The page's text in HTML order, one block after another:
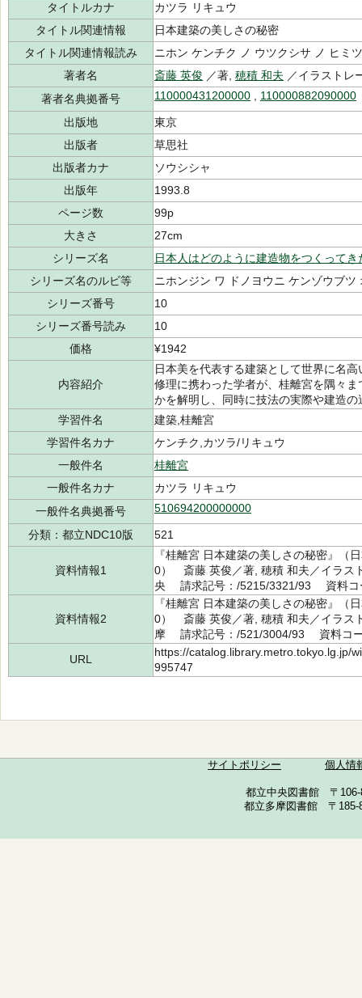
タイトルカナ
カツラ リキュウ
タイトル関連情報
日本建築の美しさの秘密
タイトル関連情報読み
ニホン ケンチク ノ ウツクシサ ノ ヒミツ
著者名
斎藤 英俊 ／著, 穂積 和夫 ／イラストレ
著者名典拠番号
110000431200000 110000882090000
出版地
東京
出版者
草思社
出版者カナ
ソウシシャ
出版年
1993.8
ページ数
99p
大きさ
27cm
シリーズ名
日本人はどのように建造物をつくってき
シリーズ名のルビ等
ニホンジン ワ ドノヨウニ ケンゾウブツ
シリーズ番号
10
シリーズ番号読み
10
価格
¥1942
内容紹介
日本美を代表する建築として世界に名
修理に携わった学者が、桂離宮を隅々
かを解明し、同時に技法の実際や建造
学習件名
建築,桂離宮
学習件名カナ
ケンチク,カツラ/リキュウ
一般件名
桂離宮
一般件名カナ
カツラ リキュウ
一般件名典拠番号
510694200000000
分類：都立NDC10版 521
資料情報1
『桂離宮 日本建築の美しさの秘密』（
0） 斎藤 英俊／著, 穂積 和夫／イラ
央 請求記号：/5215/3321/93 資料コ
資料情報2
『桂離宮 日本建築の美しさの秘密』（
0） 斎藤 英俊／著, 穂積 和夫／イラ
摩 請求記号：/521/3004/93 資料コー
URL
https://catalog.library.metro.tokyo.lg.jp/
995747
サイトポリシー 個人情
都立中央図書館 〒
都立多摩図書館 〒185-